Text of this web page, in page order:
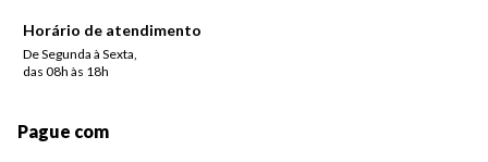
Horário de atendimento
De Segunda à Sexta,
das 08h às 18h
Pague com